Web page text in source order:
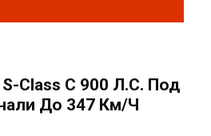
Class С 900 Л.с. Под
До 347 Км/ч